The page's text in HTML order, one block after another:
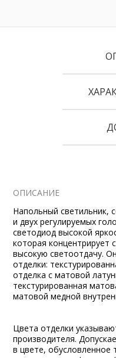
ОПИСАНИЕ
Напольный светильник,
и двух регулируемых
светодиод высокой
которая концентрирует
высокую светоотдачу.
отделки:
отделка с матовой
текстурированная
матовой медной
Цвета отделки
производителя.
в цвете, обусловленное